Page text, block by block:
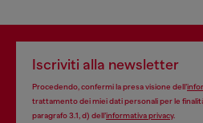
Iscriviti alla newsletter
Procedendo, confermi la presa visione dell’
trattamento dei miei dati personali per le
paragrafo 3.1, d) dell’informativa privacy.